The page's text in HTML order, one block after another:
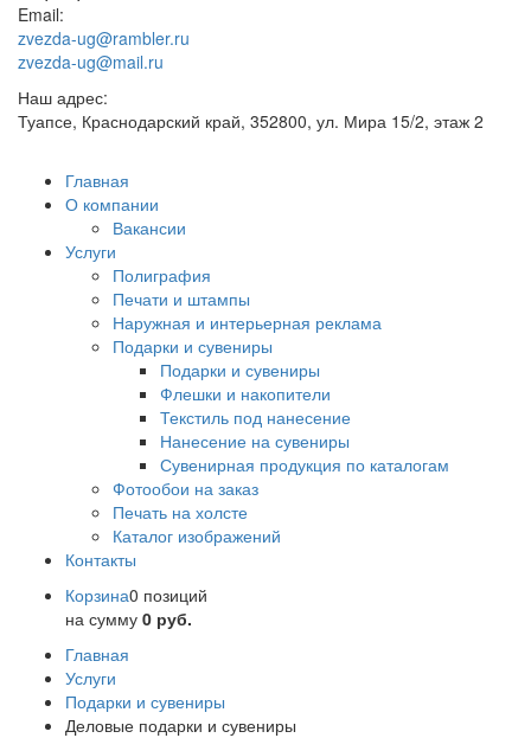
Email:
zvezda-ug@rambler.ru
zvezda-ug@mail.ru
Наш адрес:
Туапсе, Краснодарский край, 352800, ул. Мира 15/2, этаж 2
Главная
О компании
Вакансии
Услуги
Полиграфия
Печати и штампы
Наружная и интерьерная реклама
Подарки и сувениры
Подарки и сувениры
Флешки и накопители
Текстиль под нанесение
Нанесение на сувениры
Сувенирная продукция по каталогам
Фотообои на заказ
Печать на холсте
Каталог изображений
Контакты
Корзина0 позиций
на сумму 0 руб.
Главная
Услуги
Подарки и сувениры
Деловые подарки и сувениры